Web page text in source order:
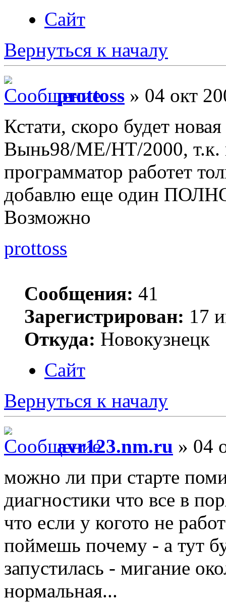
Сайт
Вернуться к началу
prottoss » 04 окт
Кстати, скоро будет
Вынь98/МЕ/НТ/2000, т.к.
программатор работет
добавлю еще один
Возможно
prottoss
Сообщения: 41
Зарегистрирован: 17
Откуда: Новокузнецк
Сайт
Вернуться к началу
avr123.nm.ru » 04
можно ли при старте
диагностики что все в
что если у когото не
поймешь почему - а тут
запустилась - мигание
нормальная...